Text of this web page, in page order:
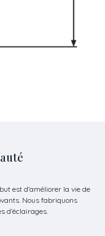
est d'améliorer la vie de
Nous fabriquons
d'éclairages.